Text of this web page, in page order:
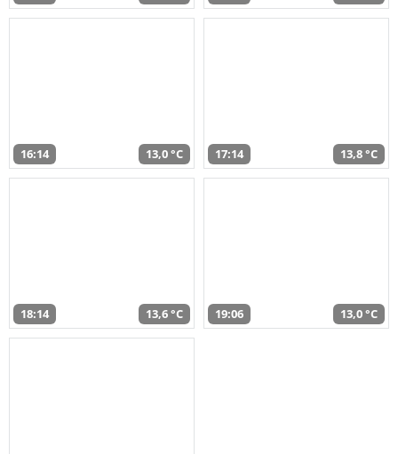
16:14 13,0 °C 17:14 13,8 °C
18:14 13,6 °C 19:06 13,0 °C